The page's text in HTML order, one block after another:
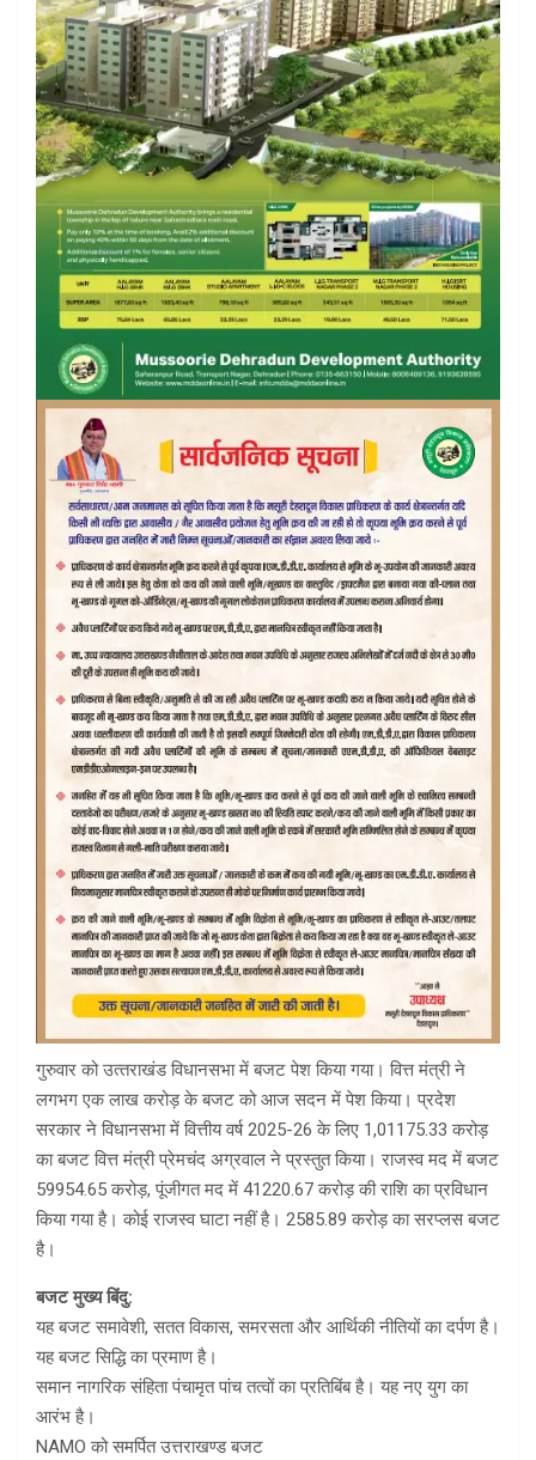
गुरुवार को उत्‍तराखंड विधानसभा में बजट पेश किया गया। वित्त मंत्री ने
लगभग एक लाख करोड़ के बजट को आज सदन में पेश किया। प्रदेश
सरकार ने विधानसभा में वित्तीय वर्ष 2025-26 के लिए 1,01175.33 करोड़
का बजट वित्त मंत्री प्रेमचंद अग्रवाल ने प्रस्तुत किया। राजस्व मद में बजट
59954.65 करोड़, पूंजीगत मद में 41220.67 करोड़ की राशि का प्रविधान
किया गया है। कोई राजस्व घाटा नहीं है। 2585.89 करोड़ का सरप्लस बजट
है।
बजट मुख्य बिंदु:
यह बजट समावेशी, सतत विकास, समरसता और आर्थिकी नीतियों का दर्पण है।
यह बजट सिद्धि का प्रमाण है।
समान नागरिक संहिता पंचामृत पांच तत्वों का प्रतिबिंब है। यह नए युग का
आरंभ है।
NAMO को समर्पित उत्तराखण्ड बजट